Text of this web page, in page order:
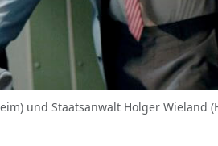
und Staatsanwalt Holger Wieland